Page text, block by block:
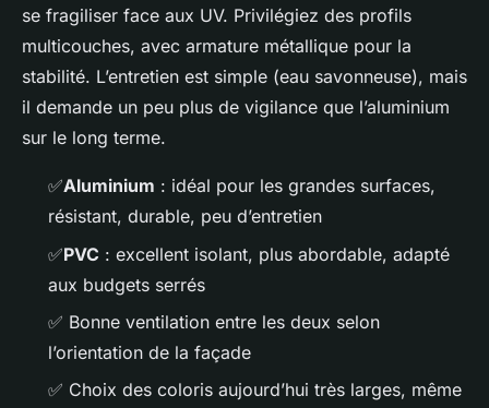
se fragiliser face aux UV. Privilégiez des profils
multicouches, avec armature métallique pour la
stabilité. L’entretien est simple (eau savonneuse), mais
il demande un peu plus de vigilance que l’aluminium
sur le long terme.
✅Aluminium : idéal pour les grandes surfaces,
résistant, durable, peu d’entretien
✅PVC : excellent isolant, plus abordable, adapté
aux budgets serrés
✅ Bonne ventilation entre les deux selon
l’orientation de la façade
✅ Choix des coloris aujourd’hui très larges, même